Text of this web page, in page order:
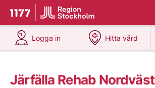
Till startsidan för 1177
Du har valt region
Logga in
på 1177.se
Hitta vård
på 1177.se
Järfälla Rehab Nordväst